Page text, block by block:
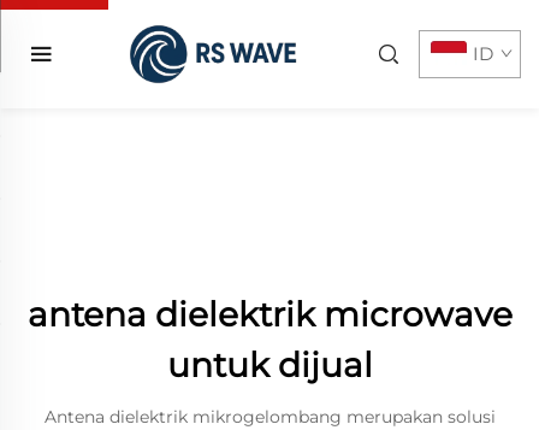
ID
antena dielektrik microwave
untuk dijual
Antena dielektrik mikrogelombang merupakan solusi